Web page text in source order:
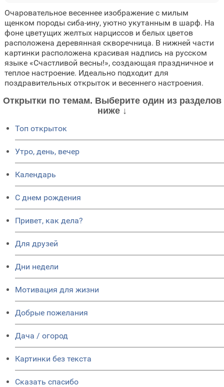
Очаровательное весеннее изображение с милым
щенком породы сиба-ину, уютно укутанным в шарф. На
фоне цветущих желтых нарциссов и белых цветов
расположена деревянная скворечница. В нижней части
картинки расположена красивая надпись на русском
языке «Счастливой весны!», создающая праздничное и
теплое настроение. Идеально подходит для
поздравительных открыток и весеннего настроения.
Открытки по темам. Выберите один из разделов
ниже ↓
Топ открыток
Утро, день, вечер
Календарь
C днем рождения
Привет, как дела?
Для друзей
Дни недели
Мотивация для жизни
Добрые пожелания
Дача / огород
Картинки без текста
Сказать спасибо